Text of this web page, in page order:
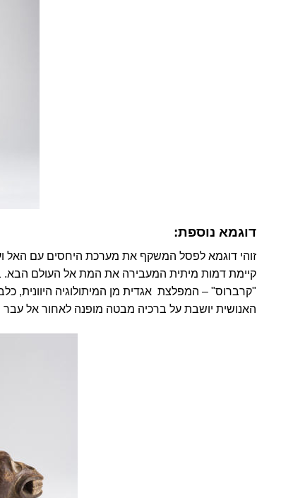
דוגמא נוספת:
זוהי דוגמא לפסל המשקף את מערכת היחסים עם האל
קיימת דמות מיתית המעבירה את המת אל העולם הבא.
"קרברוס" – המפלצת אגדית מן המיתולוגיה היוונית,
האנושית יושבת על ברכיה מבטה מופנה לאחור אל